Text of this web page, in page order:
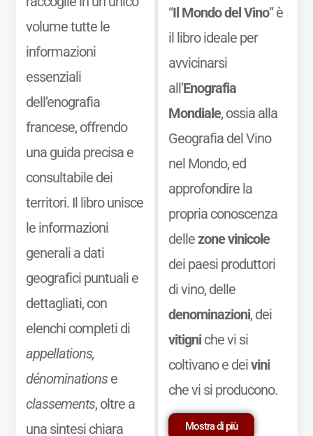
volume tutte le
informazioni
essenziali
dell’enografia
francese, offrendo
una guida precisa e
consultabile dei
territori. Il libro unisce
le informazioni
generali a dati
geografici puntuali e
dettagliati, con
elenchi completi di
appellations,
dénominationse
classements, oltre a
una sintesi chiara
“Il Mondo del Vino” è
il libro ideale per
avvicinarsi
all’Enografia
Mondiale, ossia alla
Geografia del Vino
nel Mondo, ed
approfondire la
propria conoscenza
dellezone vinicole
dei paesi produttori
di vino, delle
denominazioni, dei
vitigniche vi si
coltivano e deivini
che vi si producono.
Mostra di più